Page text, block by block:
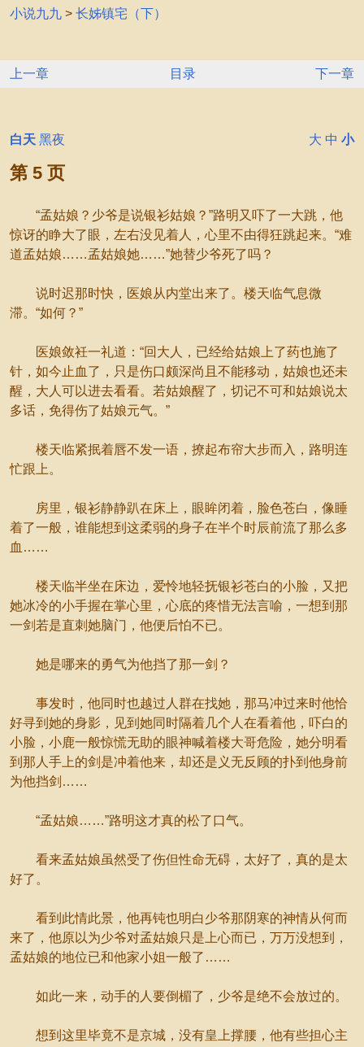
小说九九 > 长姊镇宅（下）
上一章 目录 下一章
白天 黑夜 大 中 小
第 5 页
“孟姑娘？少爷是说银衫姑娘？”路明又吓了一大跳，他
惊讶的睁大了眼，左右没见着人，心里不由得狂跳起来。“难
道孟姑娘……孟姑娘她……”她替少爷死了吗？
说时迟那时快，医娘从内堂出来了。楼天临气息微
滞。“如何？”
医娘敛衽一礼道：“回大人，已经给姑娘上了药也施了
针，如今止血了，只是伤口颇深尚且不能移动，姑娘也还未
醒，大人可以进去看看。若姑娘醒了，切记不可和姑娘说太
多话，免得伤了姑娘元气。”
楼天临紧抿着唇不发一语，撩起布帘大步而入，路明连
忙跟上。
房里，银衫静静趴在床上，眼眸闭着，脸色苍白，像睡
着了一般，谁能想到这柔弱的身子在半个时辰前流了那么多
血……
楼天临半坐在床边，爱怜地轻抚银衫苍白的小脸，又把
她冰冷的小手握在掌心里，心底的疼惜无法言喻，一想到那
一剑若是直刺她脑门，他便后怕不已。
她是哪来的勇气为他挡了那一剑？
事发时，他同时也越过人群在找她，那马冲过来时他恰
好寻到她的身影，见到她同时隔着几个人在看着他，吓白的
小脸，小鹿一般惊慌无助的眼神喊着楼大哥危险，她分明看
到那人手上的剑是冲着他来，却还是义无反顾的扑到他身前
为他挡剑……
“孟姑娘……”路明这才真的松了口气。
看来孟姑娘虽然受了伤但性命无碍，太好了，真的是太
好了。
看到此情此景，他再钝也明白少爷那阴寒的神情从何而
来了，他原以为少爷对孟姑娘只是上心而已，万万没想到，
孟姑娘的地位已和他家小姐一般了……
如此一来，动手的人要倒楣了，少爷是绝不会放过的。
想到这里毕竟不是京城，没有皇上撑腰，他有些担心主